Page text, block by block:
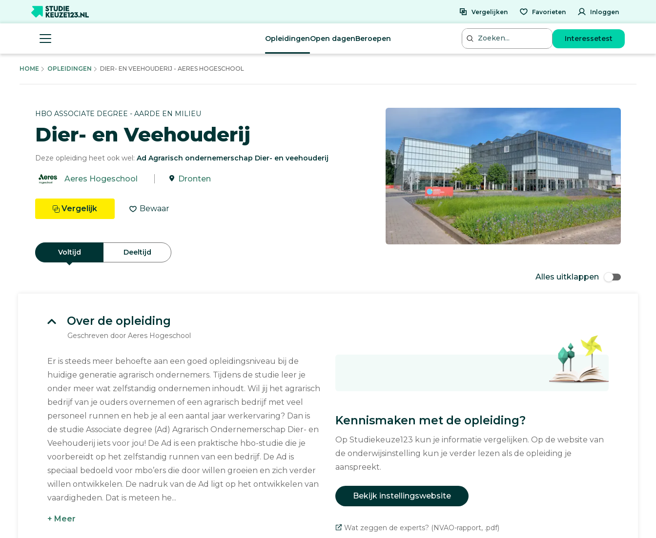
Vergelijken Favorieten Inloggen
OpleidingenOpen dagenBeroepen Interessetest
HOME OPLEIDINGEN DIER- EN VEEHOUDERIJ - AERES HOGESCHOOL
HBO ASSOCIATE DEGREE - AARDE EN MILIEU
Dier- en Veehouderij
Deze opleiding heet ook wel: Ad Agrarisch ondernemerschap Dier- en veehouderij
Aeres Hogeschool Dronten
Vergelijk Bewaar
Voltijd Deeltijd
Alles uitklappen
Over de opleiding
Geschreven door Aeres Hogeschool
Er is steeds meer behoefte aan een goed opleidingsniveau bij de
huidige generatie agrarisch ondernemers. Tijdens de studie leer je
onder meer wat zelfstandig ondernemen inhoudt. Wil jij het agrarisch
bedrijf van je ouders overnemen of een agrarisch bedrijf met veel
personeel runnen en heb je al een aantal jaar werkervaring? Dan is
de studie Associate degree (Ad) Agrarisch Ondernemerschap Dier- en
Veehouderij iets voor jou! De Ad is een praktische hbo-studie die je
voorbereidt op het zelfstandig runnen van een bedrijf. De Ad is
speciaal bedoeld voor mbo’ers die door willen groeien en zich verder
willen ontwikkelen. De nadruk van de Ad ligt op het ontwikkelen van
vaardigheden. Dat is meteen he...
+ Meer
Kennismaken met de opleiding?
Op Studiekeuze123 kun je informatie vergelijken. Op de website van
de onderwijsinstelling kun je verder lezen als de opleiding je
aanspreekt.
Bekijk instellingswebsite
Wat zeggen de experts? (NVAO-rapport, .pdf)